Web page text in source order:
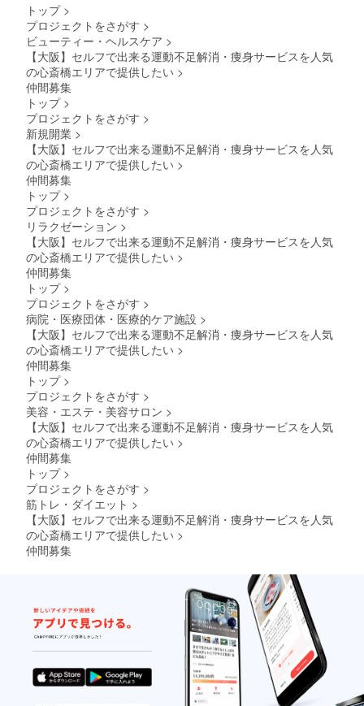
トップ >
プロジェクトをさがす >
ビューティー・ヘルスケア >
【大阪】セルフで出来る運動不足解消・痩身サービスを人気
の心斎橋エリアで提供したい >
仲間募集
トップ >
プロジェクトをさがす >
新規開業 >
【大阪】セルフで出来る運動不足解消・痩身サービスを人気
の心斎橋エリアで提供したい >
仲間募集
トップ >
プロジェクトをさがす >
リラクゼーション >
【大阪】セルフで出来る運動不足解消・痩身サービスを人気
の心斎橋エリアで提供したい >
仲間募集
トップ >
プロジェクトをさがす >
病院・医療団体・医療的ケア施設 >
【大阪】セルフで出来る運動不足解消・痩身サービスを人気
の心斎橋エリアで提供したい >
仲間募集
トップ >
プロジェクトをさがす >
美容・エステ・美容サロン >
【大阪】セルフで出来る運動不足解消・痩身サービスを人気
の心斎橋エリアで提供したい >
仲間募集
トップ >
プロジェクトをさがす >
筋トレ・ダイエット >
【大阪】セルフで出来る運動不足解消・痩身サービスを人気
の心斎橋エリアで提供したい >
仲間募集